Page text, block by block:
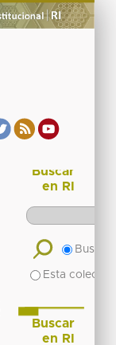
Buscar
en RI
Buscar
Esta
Buscar
en RI